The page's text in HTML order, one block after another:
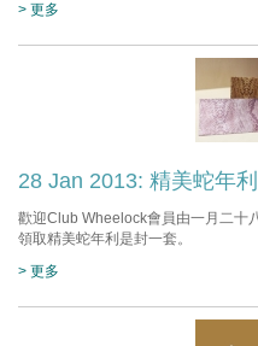
> 更多
28 Jan 2013: 精美蛇年
歡迎Club Wheelock會員由一月二十
領取精美蛇年利是封一套。
> 更多